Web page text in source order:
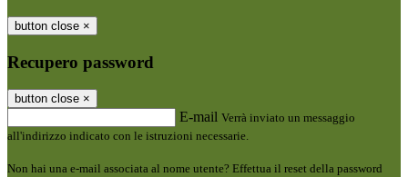
button close ×
Recupero password
button close ×
E-mail Verrà inviato un messaggio
all'indirizzo indicato con le istruzioni necessarie.
Non hai una e-mail associata al nome utente? Effettua il reset della password